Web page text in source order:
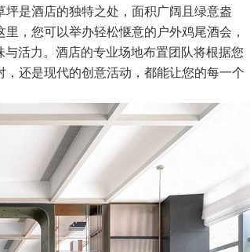
是酒店的独特之处，面积广阔且绿意盎
，您可以举办轻松惬意的户外鸡尾酒会，
活力。酒店的专业场地布置团队将根据您
还是现代的创意活动，都能让您的每一个